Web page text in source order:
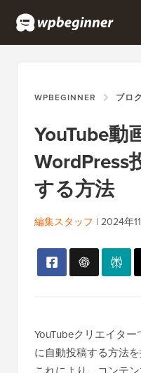
WPBEGINNER ブロ
YouTube動
WordPress
する方法
編集スタッフ | 2024年
YouTubeクリエイタ
に自動投稿する方法